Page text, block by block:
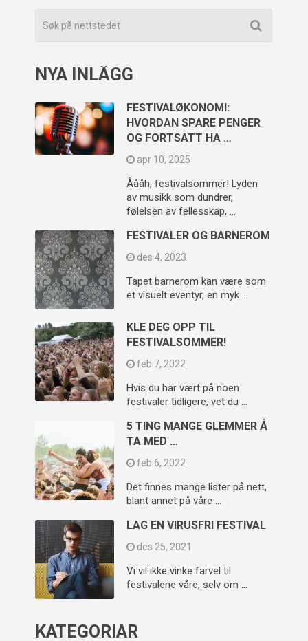
NYA INLÄGG
FESTIVALØKONOMI:
HVORDAN SPARE PENGER
OG FORTSATT HA …
apr 10, 2025
Åååh, festivalsommer! Lyden
av musikk som dundrer,
følelsen av fellesskap, …
FESTIVALER OG BARNEROM
des 4, 2023
Tapet barnerom kan være som
et visuelt eventyr, en myk …
KLE DEG OPP TIL
FESTIVALSOMMER!
feb 7, 2022
Hvis du har vært på noen
festivaler tidligere, vet du …
5 TING MANGE GLEMMER Å
TA MED …
feb 6, 2022
Det finnes mange lister på nett,
blant annet på våre …
LAG EN VIRUSFRI FESTIVAL
des 25, 2021
Vi vil ikke vinke farvel til
festivalene våre, selv om …
KATEGORIAR